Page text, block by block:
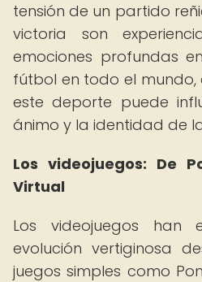
tensión de un partido
victoria son
emociones profundas
fútbol en todo el
este deporte puede
ánimo y la identidad de
Los videojuegos: De
Virtual
Los videojuegos han
evolución vertiginosa
juegos simples como